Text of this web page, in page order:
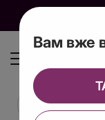
Вам вже